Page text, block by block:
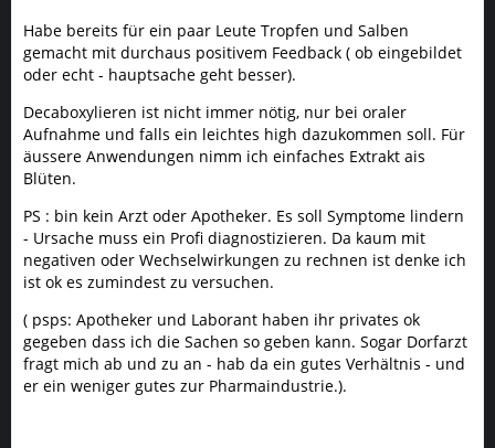
Habe bereits für ein paar Leute Tropfen und Salben
gemacht mit durchaus positivem Feedback ( ob eingebildet
oder echt - hauptsache geht besser).
Decaboxylieren ist nicht immer nötig, nur bei oraler
Aufnahme und falls ein leichtes high dazukommen soll. Für
äussere Anwendungen nimm ich einfaches Extrakt ais
Blüten.
PS : bin kein Arzt oder Apotheker. Es soll Symptome lindern
- Ursache muss ein Profi diagnostizieren. Da kaum mit
negativen oder Wechselwirkungen zu rechnen ist denke ich
ist ok es zumindest zu versuchen.
( psps: Apotheker und Laborant haben ihr privates ok
gegeben dass ich die Sachen so geben kann. Sogar Dorfarzt
fragt mich ab und zu an - hab da ein gutes Verhältnis - und
er ein weniger gutes zur Pharmaindustrie.).